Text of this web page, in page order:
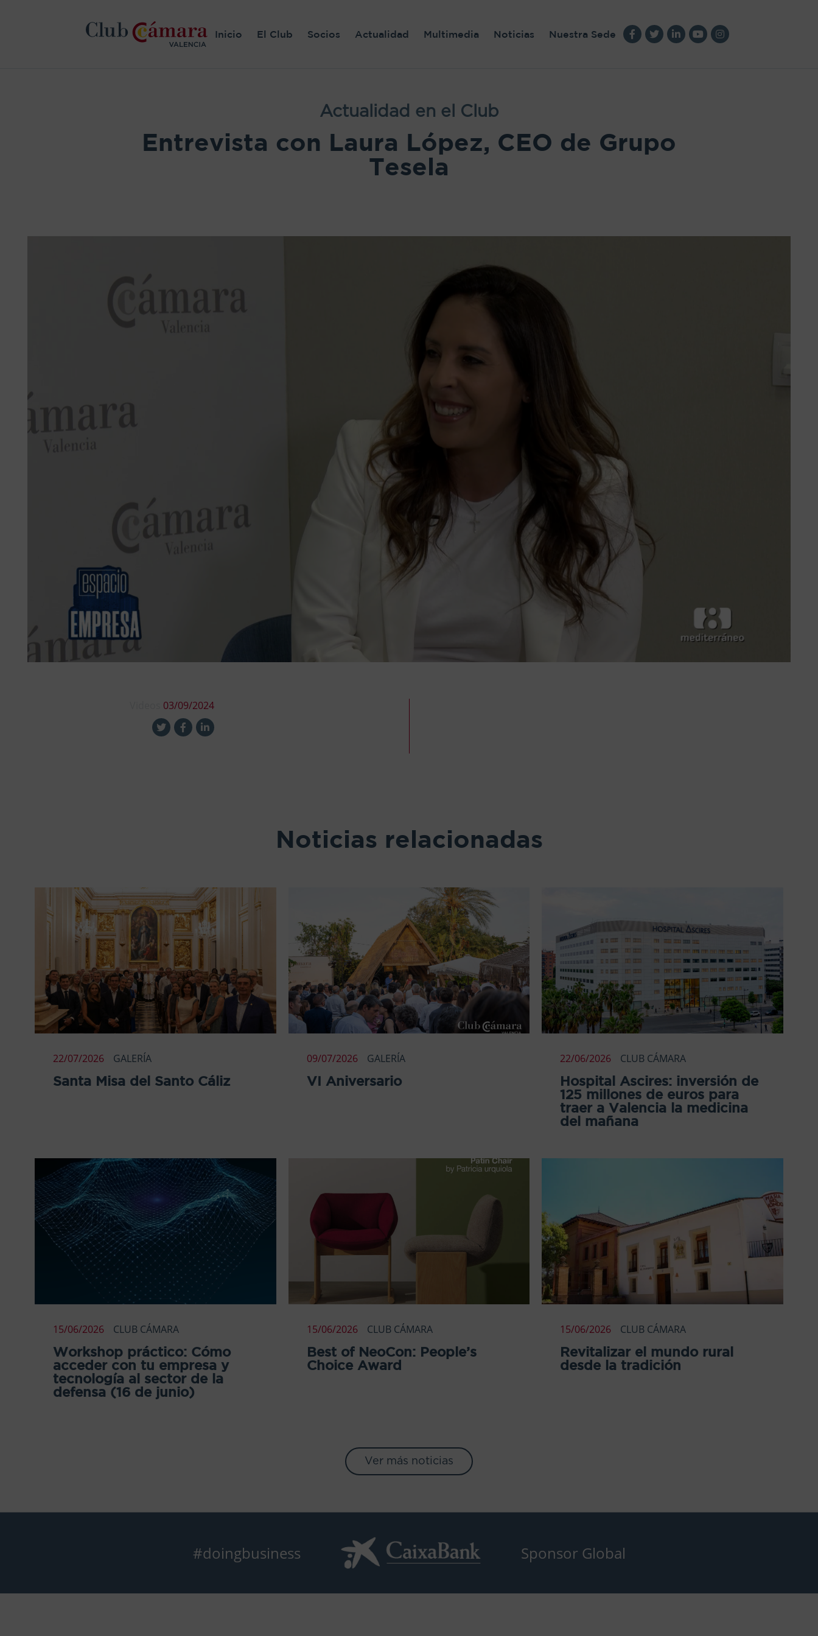
Inicio El Club Socios Actualidad Multimedia Noticias Nuestra Sede
Actualidad en el Club
Entrevista con Laura López, CEO de Grupo
Tesela
03/09/2024
Noticias relacionadas
22/07/2026 GALERÍA
Santa Misa del Santo Cáliz
09/07/2026 GALERÍA
VI Aniversario
22/06/2026 CLUB CÁMARA
Hospital Ascires: inversión de
125 millones de euros para
traer a Valencia la medicina
del mañana
15/06/2026 CLUB CÁMARA
Workshop práctico: Cómo
acceder con tu empresa y
tecnología al sector de la
defensa (16 de junio)
15/06/2026 CLUB CÁMARA
Best of NeoCon: People’s
Choice Award
15/06/2026 CLUB CÁMARA
Revitalizar el mundo rural
desde la tradición
Ver más noticias
#doingbusiness Sponsor Global